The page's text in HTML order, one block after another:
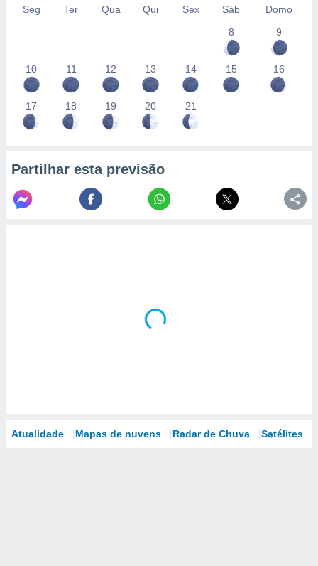
Seg Ter Qua Qui Sex Sáb
Domo
8
9
10 11 12 13 14 15 16
17 18 19 20 21
Partilhar esta previsão
Atualidade Mapas de nuvens Radar de Chuva Satélites